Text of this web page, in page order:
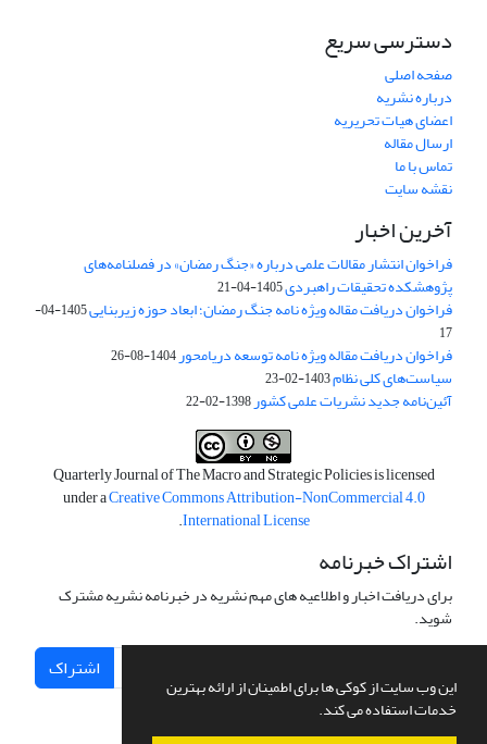
این وب سایت از کوکی ها برای اطمینان از ارائه بهترین
خدمات استفاده می کند.
دسترسی سریع
صفحه اصلی
درباره نشریه
اعضای هیات تحریریه
ارسال مقاله
تماس با ما
نقشه سایت
آخرین اخبار
فراخوان انتشار مقالات علمی درباره «جنگ رمضان» در فصلنامه‌های
پژوهشکده تحقیقات راهبردی1405-04-21
فراخوان دریافت مقاله ویژه نامه جنگ رمضان؛ ابعاد حوزه زیربنایی
1405-04-
17
فراخوان دریافت مقاله ویژه نامه توسعه دریامحور1404-08-26
سیاست‌های کلی نظام1403-02-23
آئین‌نامه جدید نشریات علمی کشور1398-02-22
Quarterly Journal of The Macro and Strategic Policies is licensed
under aCreative Commons Attribution-NonCommercial 4.0
International License
.
اشتراک خبرنامه
برای دریافت اخبار و اطلاعیه های مهم نشریه در خبرنامه نشریه مشترک
شوید.
اشتراک